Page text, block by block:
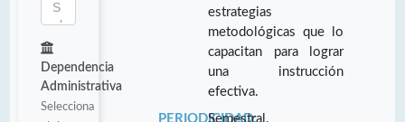
Dependencia
Administrativa
Selecciona
estrategias
metodológicas que lo
capacitan para lograr
una instrucción
efectiva.
PERIODICIDAD:
Semestral.